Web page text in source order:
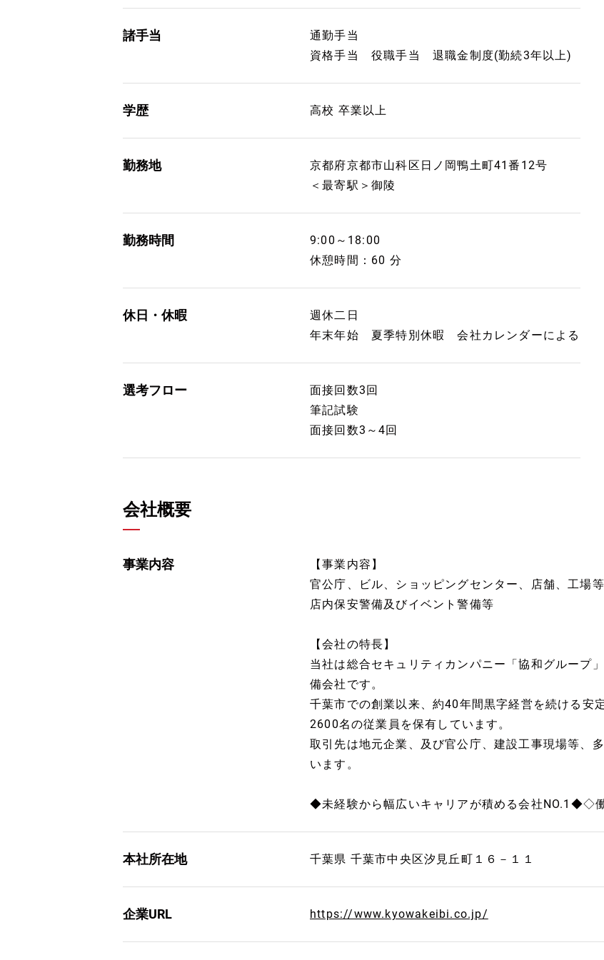
諸手当
通勤手当
資格手当 役職手当 退職金制度(勤続3年以上)
学歴 高校 卒業以上
勤務地
京都府京都市山科区日ノ岡鴨土町41番12号
＜最寄駅＞御陵
勤務時間
9:00～18:00
休憩時間：60 分
休日・休暇
週休二日
年末年始 夏季特別休暇 会社カレンダーによる
選考フロー
面接回数3回
筆記試験
面接回数3～4回
会社概要
事業内容
【事業内容】
官公庁、ビル、ショッピングセンター、店舗、工場
店内保安警備及びイベント警備等
【会社の特長】
当社は総合セキュリティカンパニー「協和グループ
備会社です。
千葉市での創業以来、約40年間黒字経営を続ける安
2600名の従業員を保有しています。
取引先は地元企業、及び官公庁、建設工事現場等、
います。
◆未経験から幅広いキャリアが積める会社NO.1◆◇
本社所在地 千葉県 千葉市中央区汐見丘町１６－１１
企業URL https://www.kyowakeibi.co.jp/